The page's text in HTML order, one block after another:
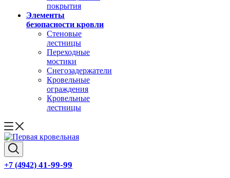
покрытия
Элементы
безопасности кровли
Стеновые
лестницы
Переходные
мостики
Снегозадержатели
Кровельные
ограждения
Кровельные
лестницы
+7 (4942) 41-99-99